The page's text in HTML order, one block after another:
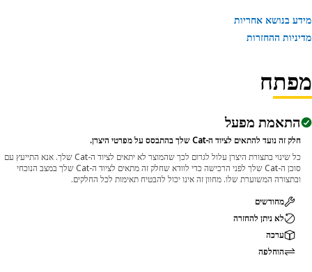
בנושא אחריות
ההחזרות
התאמת מפעל
חלק זה נועד להתאים לציוד ה-Cat שלך בהתבסס על מפרטי היצרן.
כל שינוי בתצורת היצרן עלול לגרום לכך שהמוצר לא יתאים לציוד ה-Cat שלך. אנא התייעץ עם
סוכן ה-Cat שלך לפני הרכישה כדי לוודא שחלק זה מתאים לציוד ה-Cat שלך במצב הנוכחי
ובתצורה המשוערת שלו. מחוון זה אינו יכול להבטיח תאימות לכל החלקים.
מחודשים
לא ניתן להחזרה
ערכה
הוחלפה